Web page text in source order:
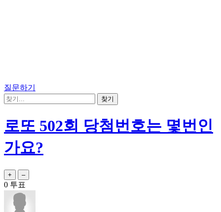
질문하기
로또 502회 당첨번호는 몇번인
가요?
0 투표